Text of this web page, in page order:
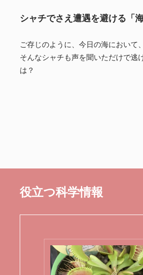
シャチでさえ遭遇を避ける「
ご存じのように、今日の海において
そんなシャチも声を聞いただけで逃
は？
役立つ科学情報